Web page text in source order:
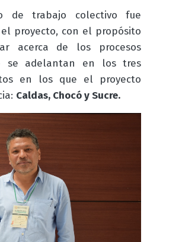
de trabajo colectivo fue
proyecto, con el propósito
acerca de los procesos
se adelantan en los tres
en los que el proyecto
Caldas, Chocó y Sucre.